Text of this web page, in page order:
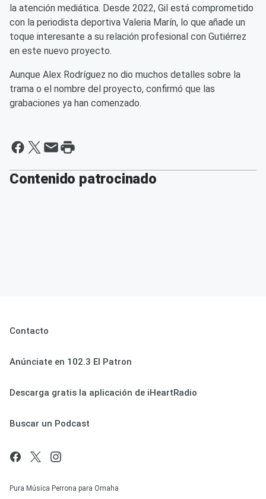
la atención mediática. Desde 2022, Gil está comprometido
con la periodista deportiva Valeria Marín, lo que añade un
toque interesante a su relación profesional con Gutiérrez
en este nuevo proyecto.
Aunque Alex Rodríguez no dio muchos detalles sobre la
trama o el nombre del proyecto, confirmó que las
grabaciones ya han comenzado.
Contenido patrocinado
Contacto
Anúnciate en 102.3 El Patron
Descarga gratis la aplicación de iHeartRadio
Buscar un Podcast
Pura Música Perrona para Omaha